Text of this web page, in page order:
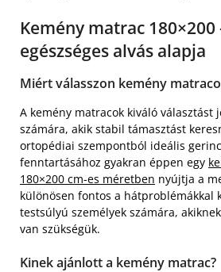
Kemény matrac 180×200
egészséges alvás alapja
Miért válasszon kemény
A kemény matracok kiváló választást
számára, akik stabil támasztást
ortopédiai szempontból ideális
fenntartásához gyakran éppen egy
180×200 cm-es méretben nyújtja a
különösen fontos a hátproblémákkal
testsúlyú személyek számára,
van szükségük.
Kinek ajánlott a kemény matrac?